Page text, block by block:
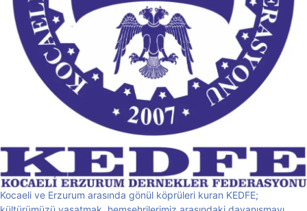
Kocaeli ve Erzurum arasında gönül köprüleri kuran KEDFE;